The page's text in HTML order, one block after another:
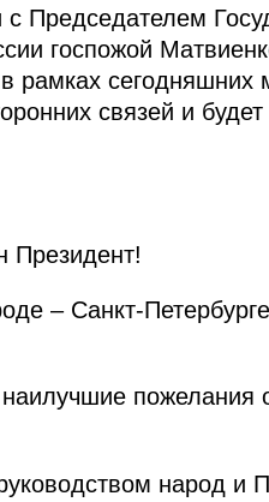
Председателем
госпожой
рамках сегодняшних
связей и будет
Президент!
– Санкт-
пожелания
народ и